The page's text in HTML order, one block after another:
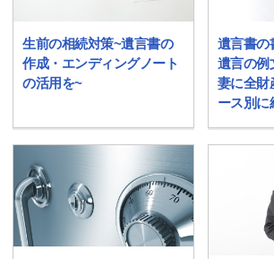
生前の相続対策~遺言書の
作成・エンディングノート
の活用を~
遺言書の
遺言の例
妻に全財
ース別に